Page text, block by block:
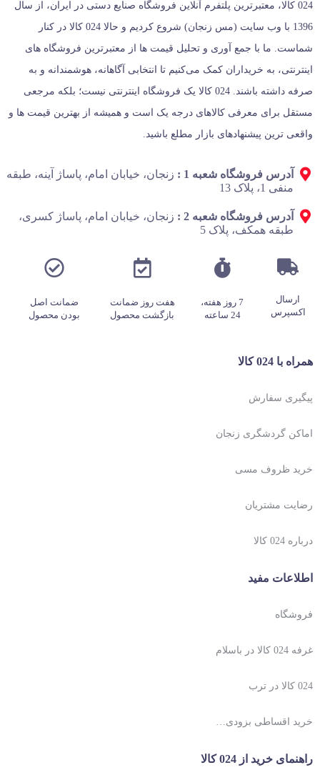
024 کالا، معتبرترین پلتفرم آنلاین فروشگاه صنایع دستی در ایران، از سال
1396 با وب سایت (مس زنجان) شروع کردیم و حالا 024 کالا در کنار
شماست. ما با جمع‌ آوری و تحلیل قیمت‌ ها از معتبرترین فروشگاه‌ های
اینترنتی، به خریداران کمک می‌کنیم تا انتخابی آگاهانه، هوشمندانه و به‌
صرفه داشته باشند. 024 کالا یک فروشگاه اینترنتی نیست؛ بلکه مرجعی
مستقل برای معرفی کالاهای درجه یک است و همیشه از بهترین قیمت‌ ها و
واقعی‌ ترین پیشنهادهای بازار مطلع باشید.
آدرس فروشگاه شعبه 1 :
زنجان، خیابان امام، پاساژ آینه، طبقه
منفی 1، پلاک 13
آدرس فروشگاه شعبه 2 :
زنجان، خیابان امام، پاساژ کسری،
طبقه همکف، پلاک 5
ارسال
اکسپرس
7 روز هفته،
24 ساعته
هفت روز ضمانت
بازگشت محصول
ضمانت اصل
بودن محصول
همراه با 024 کالا
پیگیری سفارش
اماکن گردشگری زنجان
خرید ظروف مسی
رضایت مشتریان
درباره 024 کالا
اطلاعات مفید
فروشگاه
غرفه 024 کالا در باسلام
024 کالا در ترب
خرید اقساطی بزودی…
راهنمای خرید از 024 کالا